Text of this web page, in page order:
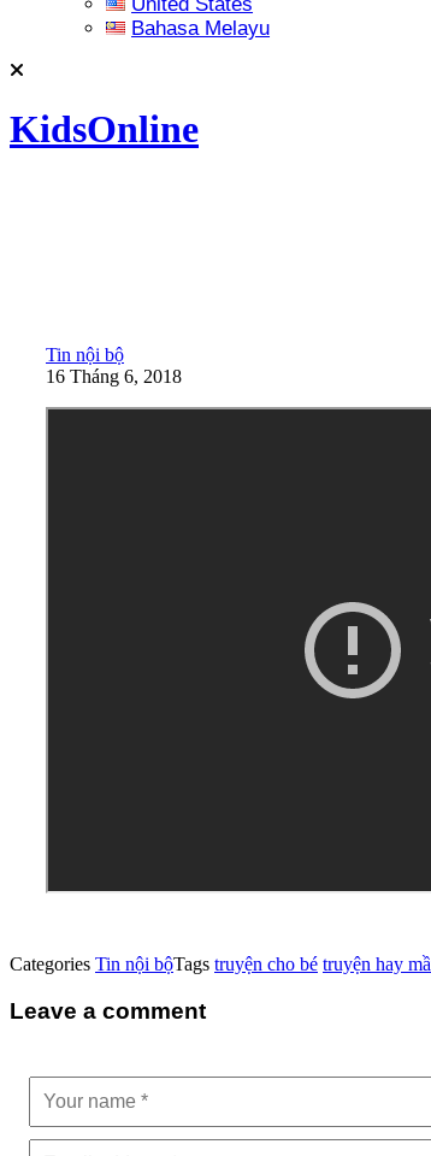
Bahasa Melayu
KidsOnline
Tin nội bộ
16 Tháng 6, 2018
Categories Tin nội bộTags truyện cho bé truyện hay
Leave a comment